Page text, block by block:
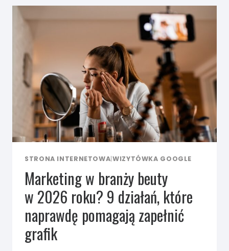
I DLACZEGO
MA ZNACZENIE
W BRANŻY
BEAUTY
STRONA INTERNETOWA|WIZYTÓWKA GOOGLE
Marketing w branży beuty
w 2026 roku? 9 działań, które
naprawdę pomagają zapełnić
grafik